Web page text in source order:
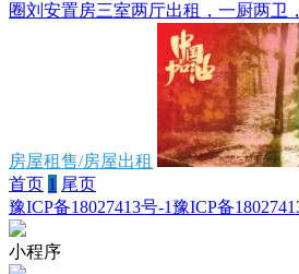
圈刘安置房三室两厅出租，一厨两卫
房屋租售/房屋出租
首页 1 尾页
豫ICP备18027413号-1豫ICP备
小程序